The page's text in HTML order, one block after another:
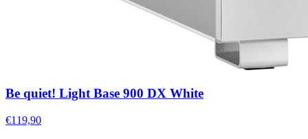
Be quiet! Light Base 900 DX White
€119,90